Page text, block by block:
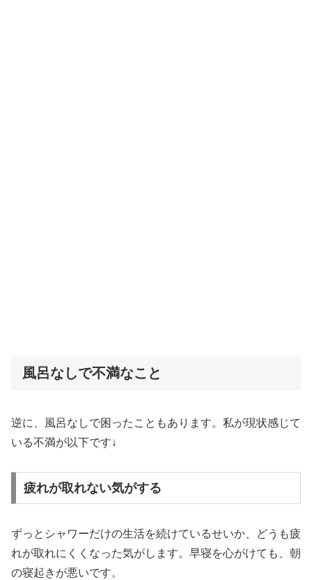
風呂なしで不満なこと
逆に、風呂なしで困ったこともあります。私が現状感じて
いる不満が以下です↓
疲れが取れない気がする
ずっとシャワーだけの生活を続けているせいか、どうも疲
れが取れにくくなった気がします。早寝を心がけても、朝
の寝起きが悪いです。